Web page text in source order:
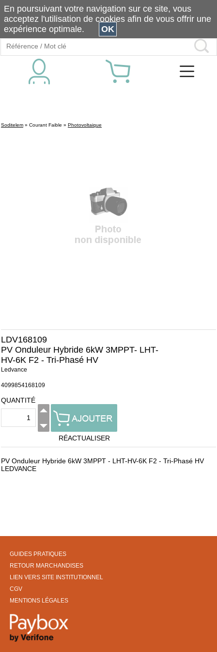
Soditelem » Courant Faible » Photovoltaique
LDV168109
PV Onduleur Hybride 6kW 3MPPT- LHT-
HV-6K F2 - Tri-Phasé HV
Ledvance
4099854168109
QUANTITÉ
RÉACTUALISER
PV Onduleur Hybride 6kW 3MPPT - LHT-HV-6K F2 - Tri-Phasé HV
LEDVANCE
GUIDES PRATIQUES
RETOUR MARCHANDISES
LIEN VERS SITE INSTITUTIONNEL
CGV
MENTIONS LÉGALES
En poursuivant votre navigation sur ce site, vous
acceptez l'utilisation de cookies afin de vous offrir une
expérience optimale.
OK